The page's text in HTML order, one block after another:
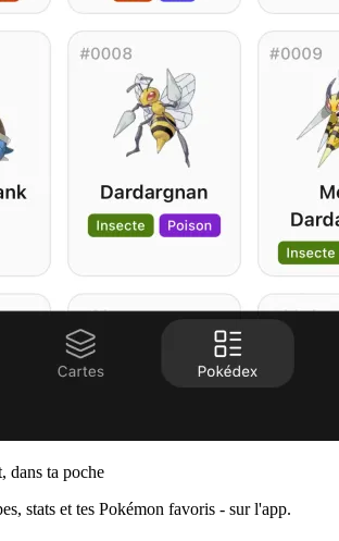
dans ta poche
stats et tes Pokémon favoris - sur l'app.